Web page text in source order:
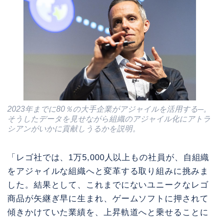
2023年までに80％の大手企業がアジャイルを活用する─。
そうしたデータを見せながら組織のアジャイル化にアトラ
シアンがいかに貢献しうるかを説明。
「レゴ社では、1万5,000人以上もの社員が、自組織
をアジャイルな組織へと変革する取り組みに挑みま
した。結果として、これまでにないユニークなレゴ
商品が矢継ぎ早に生まれ、ゲームソフトに押されて
傾きかけていた業績を、上昇軌道へと乗せることに